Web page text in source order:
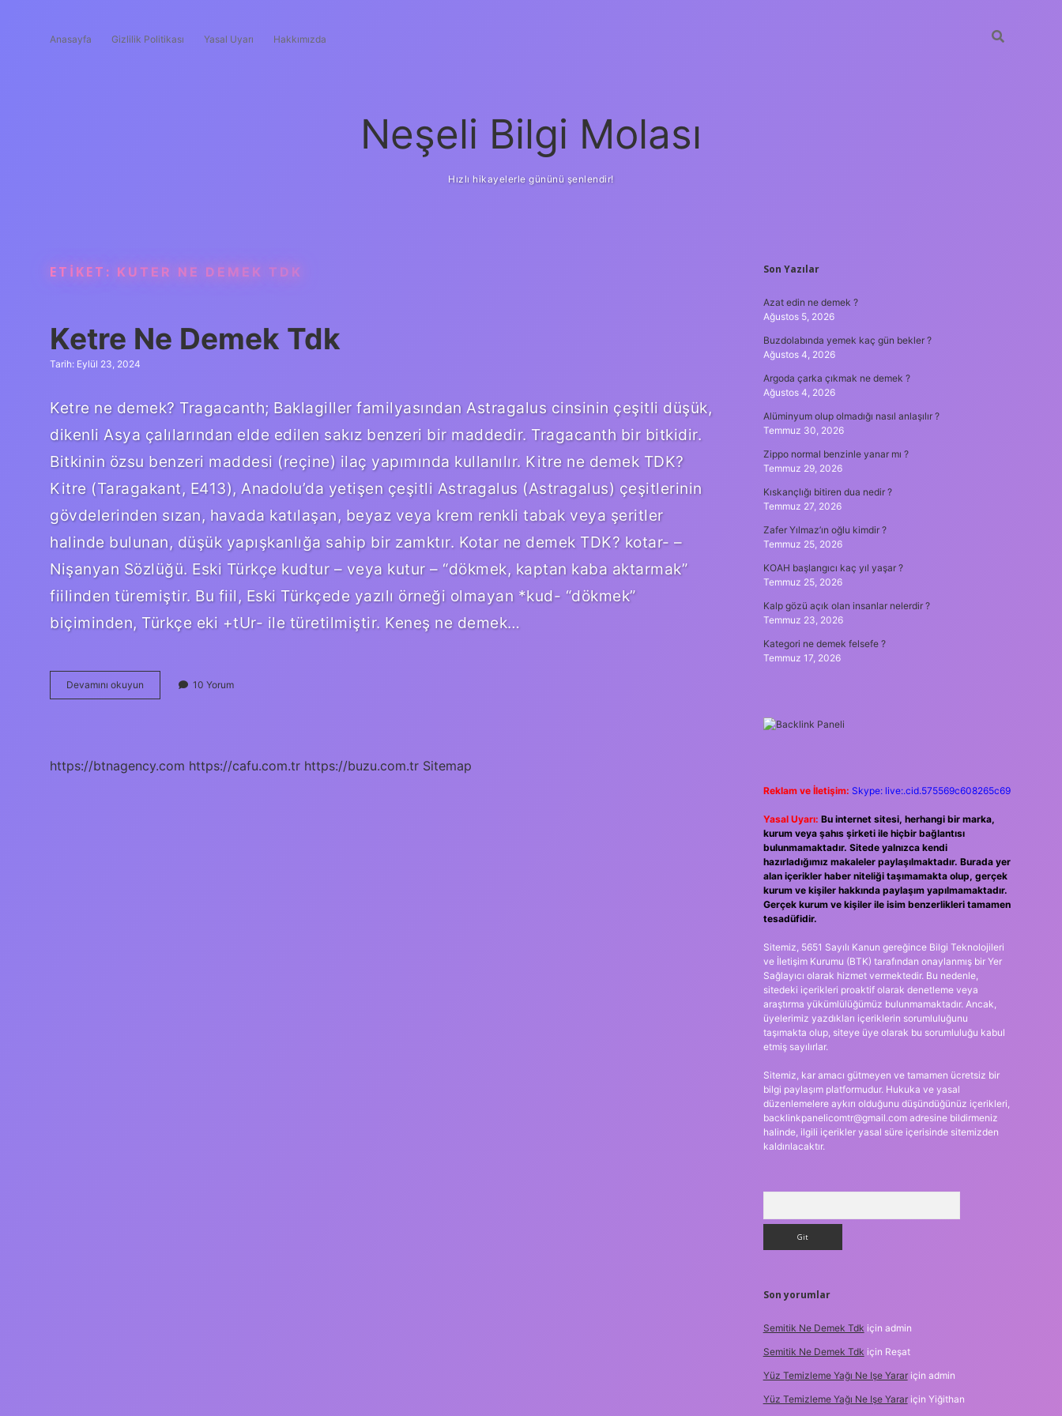
Anasayfa Gizlilik Politikası Yasal Uyarı Hakkımızda
Neşeli Bilgi Molası
Hızlı hikayelerle gününü şenlendir!
ETIKET: KUTER NE DEMEK TDK
Ketre Ne Demek Tdk
Tarih: Eylül 23, 2024
Ketre ne demek? Tragacanth; Baklagiller familyasından Astragalus cinsinin çeşitli düşük,
dikenli Asya çalılarından elde edilen sakız benzeri bir maddedir. Tragacanth bir bitkidir.
Bitkinin özsu benzeri maddesi (reçine) ilaç yapımında kullanılır. Kitre ne demek TDK?
Kitre (Taragakant, E413), Anadolu’da yetişen çeşitli Astragalus (Astragalus) çeşitlerinin
gövdelerinden sızan, havada katılaşan, beyaz veya krem ​​renkli tabak veya şeritler
halinde bulunan, düşük yapışkanlığa sahip bir zamktır. Kotar ne demek TDK? kotar- –
Nişanyan Sözlüğü. Eski Türkçe kudtur – veya kutur – “dökmek, kaptan kaba aktarmak”
fiilinden türemiştir. Bu fiil, Eski Türkçede yazılı örneği olmayan *kud- “dökmek”
biçiminden, Türkçe eki +tUr- ile türetilmiştir. Keneş ne demek…
Devamını okuyun
Ne
10 Yorum
https://btnagency.com https://cafu.com.tr https://buzu.com.tr Sitemap
SIDEBAR
Son Yazılar
Azat edin ne demek ?
Ağustos 5, 2026
Buzdolabında yemek kaç gün bekler ?
Ağustos 4, 2026
Argoda çarka çıkmak ne demek ?
Ağustos 4, 2026
Alüminyum olup olmadığı nasıl anlaşılır ?
Temmuz 30, 2026
Zippo normal benzinle yanar mı ?
Temmuz 29, 2026
Kıskançlığı bitiren dua nedir ?
Temmuz 27, 2026
Zafer Yılmaz’ın oğlu kimdir ?
Temmuz 25, 2026
KOAH başlangıcı kaç yıl yaşar ?
Temmuz 25, 2026
Kalp gözü açık olan insanlar nelerdir ?
Temmuz 23, 2026
Kategori ne demek felsefe ?
Temmuz 17, 2026
Reklam ve İletişim: Skype: live:.cid.575569c608265c69
Yasal Uyarı: Bu internet sitesi, herhangi bir marka,
kurum veya şahıs şirketi ile hiçbir bağlantısı
bulunmamaktadır. Sitede yalnızca kendi
hazırladığımız makaleler paylaşılmaktadır. Burada yer
alan içerikler haber niteliği taşımamakta olup, gerçek
kurum ve kişiler hakkında paylaşım yapılmamaktadır.
Gerçek kurum ve kişiler ile isim benzerlikleri tamamen
tesadüfidir.
Sitemiz, 5651 Sayılı Kanun gereğince Bilgi Teknolojileri
ve İletişim Kurumu (BTK) tarafından onaylanmış bir Yer
Sağlayıcı olarak hizmet vermektedir. Bu nedenle,
sitedeki içerikleri proaktif olarak denetleme veya
araştırma yükümlülüğümüz bulunmamaktadır. Ancak,
üyelerimiz yazdıkları içeriklerin sorumluluğunu
taşımakta olup, siteye üye olarak bu sorumluluğu kabul
etmiş sayılırlar.
Sitemiz, kar amacı gütmeyen ve tamamen ücretsiz bir
bilgi paylaşım platformudur. Hukuka ve yasal
düzenlemelere aykırı olduğunu düşündüğünüz içerikleri,
backlinkpanelicomtr@gmail.comadresine bildirmeniz
halinde, ilgili içerikler yasal süre içerisinde sitemizden
kaldırılacaktır.
Son yorumlar
Semitik Ne Demek Tdk için admin
Semitik Ne Demek Tdk için Reşat
Yüz Temizleme Yağı Ne Işe Yarariçin admin
Yüz Temizleme Yağı Ne Işe Yarariçin Yiğithan